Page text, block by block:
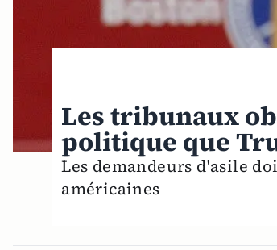
Les tribunaux
politique que
Les demandeurs d'asile
américaines